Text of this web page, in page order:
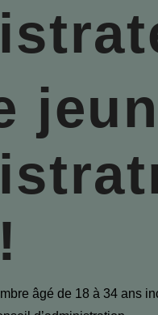
âgé de 18 à 34 ans